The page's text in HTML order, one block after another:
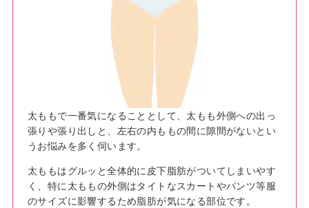
太ももで一番気になることとして、太もも外側への出っ
張りや張り出しと、左右の内ももの間に隙間がないとい
うお悩みを多く伺います。
太ももはグルッと全体的に皮下脂肪がついてしまいやす
く、特に太ももの外側はタイトなスカートやパンツ等服
のサイズに影響するため脂肪が気になる部位です。